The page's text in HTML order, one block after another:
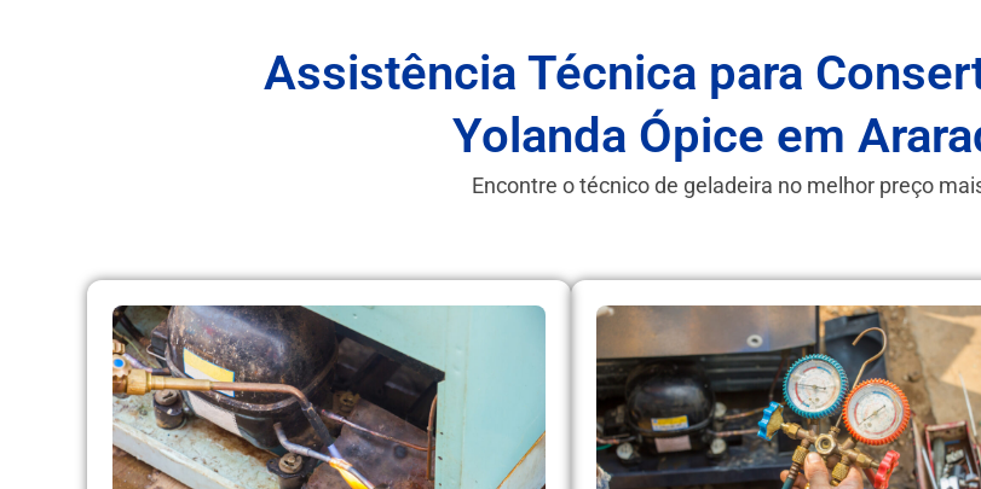
Assistência Técnica para
Yolanda Ópice em
Encontre o técnico de geladeira no melhor preço